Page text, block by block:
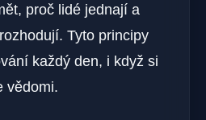
proč lidé jednají a
Tyto principy
každý den, i když si
vědomi.